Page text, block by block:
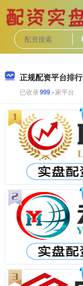
正规配资平台排行
已收录999+家平台